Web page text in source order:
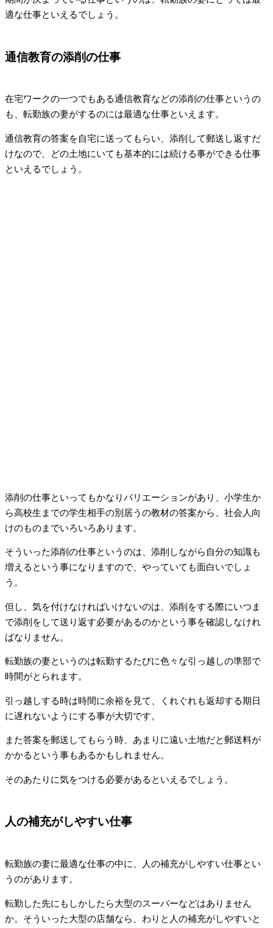
適な仕事といえるでしょう。
通信教育の添削の仕事
在宅ワークの一つでもある通信教育などの添削の仕事というの
も、転勤族の妻がするのには最適な仕事といえます。
通信教育の答案を自宅に送ってもらい、添削して郵送し返すだ
けなので、どの土地にいても基本的には続ける事ができる仕事
といえるでしょう。
添削の仕事といってもかなりバリエーションがあり、小学生か
ら高校生までの学生相手の別居うの教材の答案から、社会人向
けのものまでいろいろあります。
そういった添削の仕事というのは、添削しながら自分の知識も
増えるという事になりますので、やっていても面白いでしょ
う。
但し、気を付けなければいけないのは、添削をする際にいつま
で添削をして送り返す必要があるのかという事を確認しなけれ
ばなりません。
転勤族の妻というのは転勤するたびに色々な引っ越しの準部で
時間がとられます。
引っ越しする時は時間に余裕を見て、くれぐれも返却する期日
に遅れないようにする事が大切です。
また答案を郵送してもらう時、あまりに遠い土地だと郵送料が
かかるという事もあるかもしれません。
そのあたりに気をつける必要があるといえるでしょう。
人の補充がしやすい仕事
転勤族の妻に最適な仕事の中に、人の補充がしやすい仕事とい
うのがあります。
転勤した先にもしかしたら大型のスーパーなどはありません
か。そういった大型の店舗なら、わりと人の補充がしやすいと